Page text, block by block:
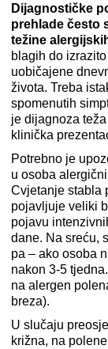
Dijagnostičke
prehlade često
težine
blagih do
uobičajene
života. Treba
spomenutih
je dijagnoza
klinička
Potrebno je
u osoba
Cvjetanje stabla
pojavljuje veliki
pojavu
dane. Na sreću,
pa – ako osoba
nakon 3-5
na alergen
breza).
U slučaju
križna, na